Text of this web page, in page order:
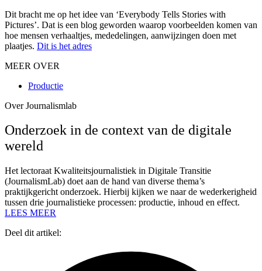
Dit bracht me op het idee van ‘Everybody Tells Stories with
Pictures’. Dat is een blog geworden waarop voorbeelden komen van
hoe mensen verhaaltjes, mededelingen, aanwijzingen doen met
plaatjes. Dit is het adres
MEER OVER
Productie
Over Journalismlab
Onderzoek in de context van de digitale
wereld
Het lectoraat Kwaliteitsjournalistiek in Digitale Transitie
(JournalismLab) doet aan de hand van diverse thema’s
praktijkgericht onderzoek. Hierbij kijken we naar de wederkerigheid
tussen drie journalistieke processen: productie, inhoud en effect.
LEES MEER
Deel dit artikel: